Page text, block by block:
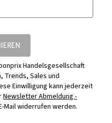
Handelsgesellschaft
Trends, Sales und
Einwilligung kann jederzeit
Newsletter Abmeldung -
Mail widerrufen werden.